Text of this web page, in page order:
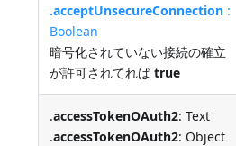
.acceptUnsecureConnection :
Boolean
暗号化されていない接続の確立
が許可されてればtrue
.accessTokenOAuth2: Text
.accessTokenOAuth2: Object